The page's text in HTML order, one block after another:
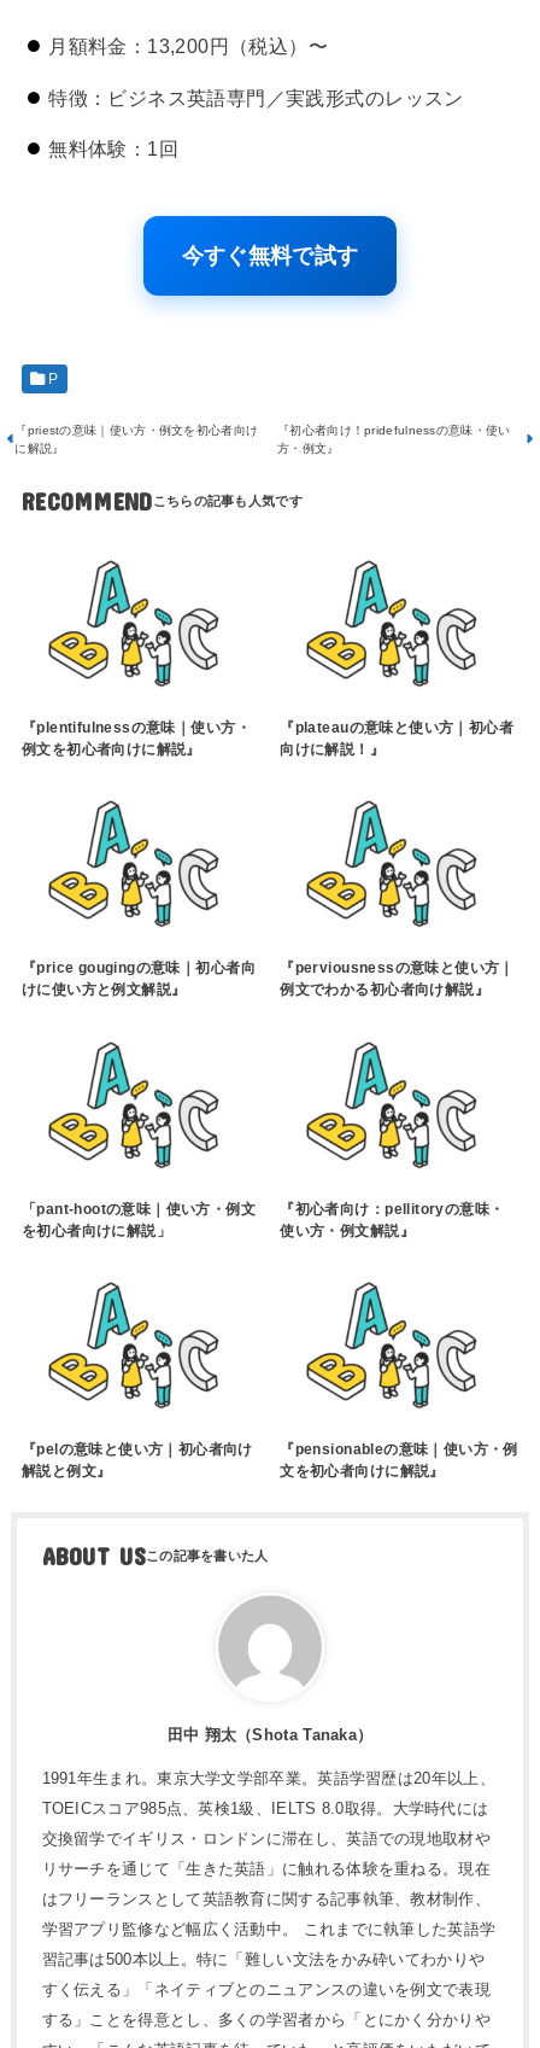
月額料金：13,200円（税込）〜
特徴：ビジネス英語専門／実践形式のレッスン
無料体験：1回
今すぐ無料で試す
P
『priestの意味｜使い方・例文を初心者向け
に解説』
『初心者向け！pridefulnessの意味・使い
方・例文』
RECOMMEND
『plentifulnessの意味｜使い方・
例文を初心者向けに解説』
『plateauの意味と使い方｜初心者
向けに解説！』
『price gougingの意味｜初心者向
けに使い方と例文解説』
『perviousnessの意味と使い方｜
例文でわかる初心者向け解説』
「pant-hootの意味｜使い方・例文
を初心者向けに解説」
『初心者向け：pellitoryの意味・
使い方・例文解説』
『pelの意味と使い方｜初心者向け
解説と例文』
『pensionableの意味｜使い方・例
文を初心者向けに解説』
ABOUT US
田中 翔太（Shota Tanaka）
1991年生まれ。東京大学文学部卒業。英語学習歴は20年以上、
TOEICスコア985点、英検1級、IELTS 8.0取得。大学時代には
交換留学でイギリス・ロンドンに滞在し、英語での現地取材や
リサーチを通じて「生きた英語」に触れる体験を重ねる。現在
はフリーランスとして英語教育に関する記事執筆、教材制作、
学習アプリ監修など幅広く活動中。 これまでに執筆した英語学
習記事は500本以上。特に「難しい文法をかみ砕いてわかりや
すく伝える」「ネイティブとのニュアンスの違いを例文で表現
する」ことを得意とし、多くの学習者から「とにかく分かりや